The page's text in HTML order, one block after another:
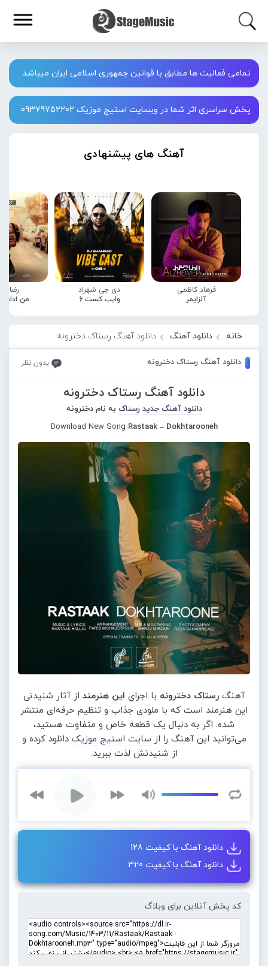
تمامی فعالیت ها مطابق با قوانین جمهوری اسلامی ایران میباشد
پخش سراسری اثر شما در وبسایت استیج موزیک 09379752202
آهنگ های پیشنهادی
فرهاد کاظمی
آلزایمر
دی جی شهراد
وایب کست 6
رضا
من
خانه دانلود آهنگ دانلود آهنگ رستاک دخترونه
دانلود آهنگ رستاک دخترونه بدون نظر
دانلود آهنگ رستاک دخترونه
دانلود آهنگ جدید رستاک به نام دخترونه
Download New Song Rastaak – Dokhtarooneh
آهنگ رستاک دخترونه با اجرای این هنرمند از آثار شنیدنی
این هنرمند است که با ملودی جذاب و تنظیم حرفه‌ای منتشر
شده. اگر به دنبال یک قطعه خاص و متفاوت هستید،
می‌توانید این آهنگ را از سایت استیج موزیک دانلود کرده و
از شنیدنش لذت ببرید.
دانلود آهنگ با کیفیت 128
دانلود آهنگ با کیفیت 320
کد پخش آنلاین برای وبلاگ